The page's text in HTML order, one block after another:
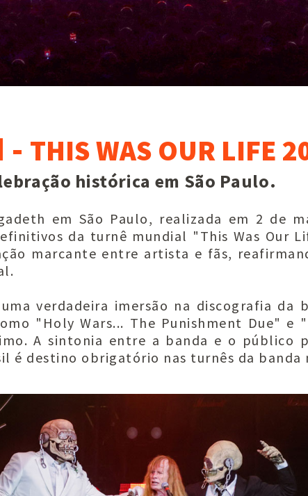
- THIS WAS OUR LIFE
histórica em São Paulo.
em São Paulo, realizada em 2 de
da turnê mundial "This Was Our
marcante entre artista e fãs,
verdadeira imersão na discografia da
"Holy Wars... The Punishment Due" e
A sintonia entre a banda e o público
é destino obrigatório nas turnês da banda